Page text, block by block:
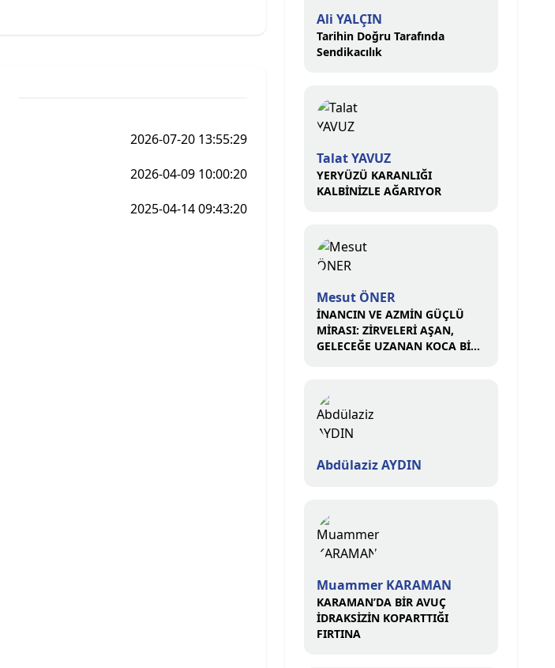
2026-07-20 13:55:29
2026-04-09 10:00:20
2025-04-14 09:43:20
Ali YALÇIN
Tarihin Doğru Tarafında
Sendikacılık
Talat YAVUZ
YERYÜZÜ KARANLIĞI
KALBİNİZLE AĞARIYOR
Mesut ÖNER
İNANCIN VE AZMİN GÜÇLÜ
MİRASI: ZİRVELERİ AŞAN,
GELECEĞE UZANAN KOCA BİR
Abdülaziz AYDIN
Muammer KARAMAN
KARAMAN’DA BİR AVUÇ
İDRAKSİZİN KOPARTTIĞI
FIRTINA